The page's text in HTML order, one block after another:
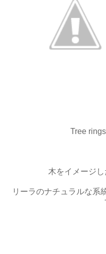
Tree
木をイメージし
リーラのナチュラルな系